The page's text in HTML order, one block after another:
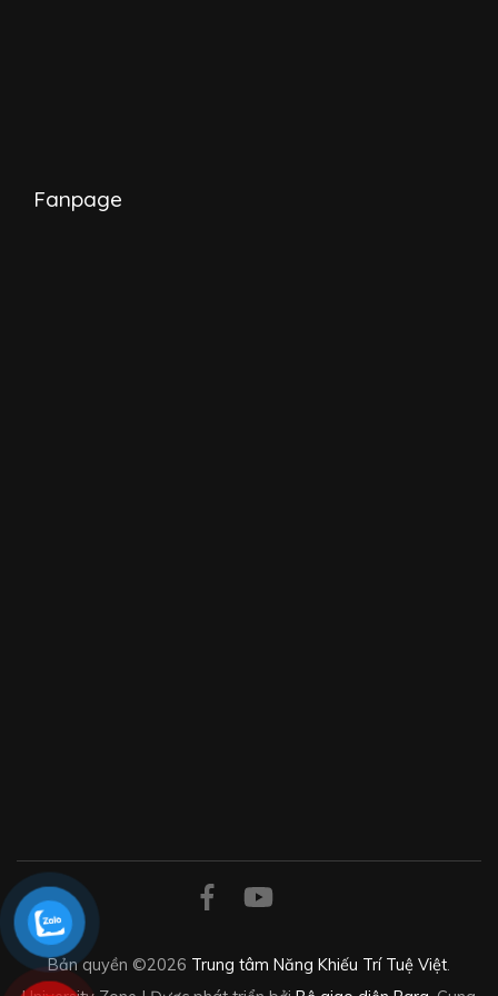
Fanpage
Bản quyền ©2026 Trung tâm Năng Khiếu Trí Tuệ Việt